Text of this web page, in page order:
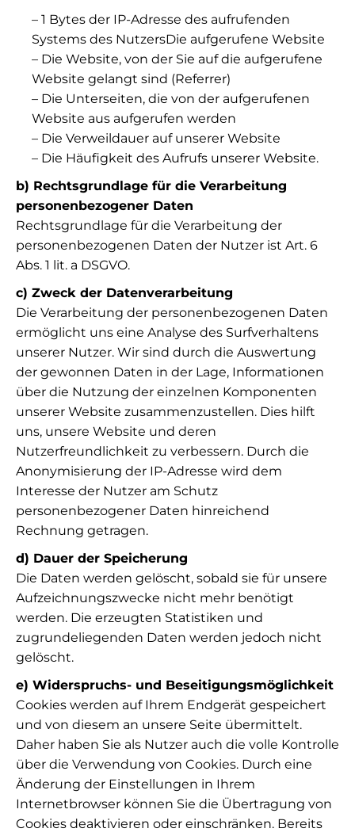
– 1 Bytes der IP-Adresse des aufrufenden
Systems des NutzersDie aufgerufene Website
– Die Website, von der Sie auf die aufgerufene
Website gelangt sind (Referrer)
– Die Unterseiten, die von der aufgerufenen
Website aus aufgerufen werden
– Die Verweildauer auf unserer Website
– Die Häufigkeit des Aufrufs unserer Website.
b) Rechtsgrundlage für die Verarbeitung
personenbezogener Daten
Rechtsgrundlage für die Verarbeitung der
personenbezogenen Daten der Nutzer ist Art. 6
Abs. 1 lit. a DSGVO.
c) Zweck der Datenverarbeitung
Die Verarbeitung der personenbezogenen Daten
ermöglicht uns eine Analyse des Surfverhaltens
unserer Nutzer. Wir sind durch die Auswertung
der gewonnen Daten in der Lage, Informationen
über die Nutzung der einzelnen Komponenten
unserer Website zusammenzustellen. Dies hilft
uns, unsere Website und deren
Nutzerfreundlichkeit zu verbessern. Durch die
Anonymisierung der IP-Adresse wird dem
Interesse der Nutzer am Schutz
personenbezogener Daten hinreichend
Rechnung getragen.
d) Dauer der Speicherung
Die Daten werden gelöscht, sobald sie für unsere
Aufzeichnungszwecke nicht mehr benötigt
werden. Die erzeugten Statistiken und
zugrundeliegenden Daten werden jedoch nicht
gelöscht.
e) Widerspruchs- und Beseitigungsmöglichkeit
Cookies werden auf Ihrem Endgerät gespeichert
und von diesem an unsere Seite übermittelt.
Daher haben Sie als Nutzer auch die volle Kontrolle
über die Verwendung von Cookies. Durch eine
Änderung der Einstellungen in Ihrem
Internetbrowser können Sie die Übertragung von
Cookies deaktivieren oder einschränken. Bereits